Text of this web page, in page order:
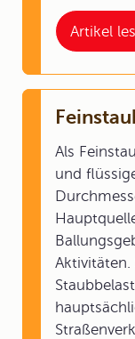
Artikel
Als
und
Aktivitäten.